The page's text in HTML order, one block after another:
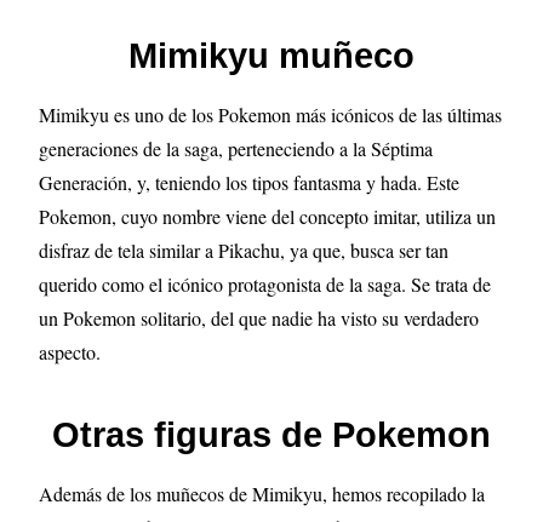
Mimikyu muñeco
Mimikyu es uno de los Pokemon más icónicos de las últimas
generaciones de la saga, perteneciendo a la Séptima
Generación, y, teniendo los tipos fantasma y hada. Este
Pokemon, cuyo nombre viene del concepto imitar, utiliza un
disfraz de tela similar a Pikachu, ya que, busca ser tan
querido como el icónico protagonista de la saga. Se trata de
un Pokemon solitario, del que nadie ha visto su verdadero
aspecto.
Otras figuras de Pokemon
Además de los muñecos de Mimikyu, hemos recopilado la